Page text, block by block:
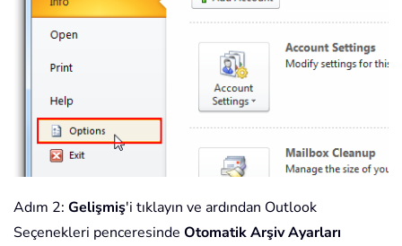
Adım 2: Gelişmiş'i tıklayın ve ardından Outlook
Seçenekleri penceresinde Otomatik Arşiv Ayarları